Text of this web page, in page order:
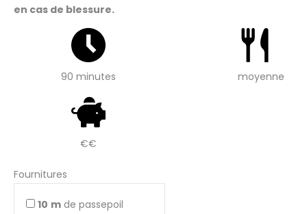
en cas de blessure.
90 minutes moyenne
€€
Fournitures
10 m de passepoil